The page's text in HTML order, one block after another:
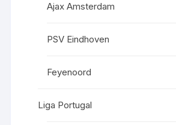
Ajax Amsterdam
PSV Eindhoven
Feyenoord
Liga Portugal